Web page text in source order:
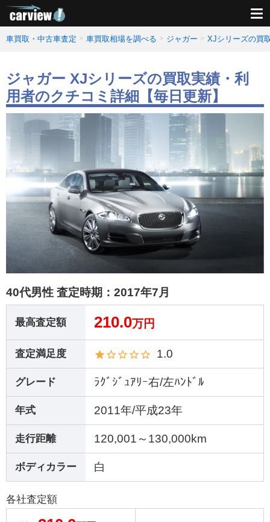
車買取・中古車査定 車買取相場を調べる ジャガー XJシリーズの買
ジャガー XJシリーズの買取実績・利
用者のクチコミ詳細【毎日更新】
40代男性 査定時期： 2017年7月
最高査定額 210.0万円
査定満足度 1.0
グレード ﾗｸﾞｼﾞｭｱﾘｰ右/左ﾊﾝﾄﾞﾙ
年式 2011年/平成23年
走行距離 120,001～130,000km
ボディカラー 白
各社査定額